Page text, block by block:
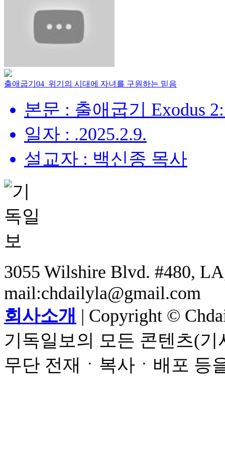
출애굽기04_위기의 시대에 자녀를 구원하는 믿음
본문 : 출애굽기 Exodus
일자 : .2025.2.9.
설교자 : 백신종 목사
3055 Wilshire Blvd. #480,
mail:chdailyla@gmail.com
회사소개 | Copyright ©
기독일보의 모든 콘텐츠(
무단 전재ㆍ복사ㆍ배포 등